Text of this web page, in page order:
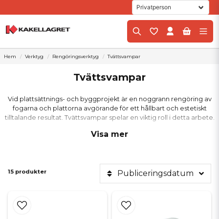
Hem Verktyg Rengöringsverktyg Tvättsvampar
Tvättsvampar
Vid plattsättnings- och byggprojekt är en noggrann rengöring av
fogarna och plattorna avgörande för ett hållbart och estetiskt
tilltalande resultat. Tvättsvampar spelar en viktig roll i detta arbete.
speciellt designade för att rengöra både plattor och fogar under och
professionella resultat.
Högkvalitativa tvättsvampar för
effektiv rengöring
Visa mer
15 produkter Publiceringsdatum